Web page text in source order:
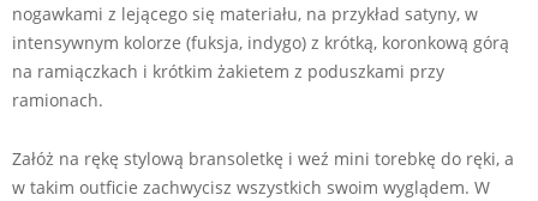
nogawkami z lejącego się materiału, na przykład satyny, w
intensywnym kolorze (fuksja, indygo) z krótką, koronkową górą
na ramiączkach i krótkim żakietem z poduszkami przy
ramionach.
Załóż na rękę stylową bransoletkę i weź mini torebkę do ręki, a
w takim outficie zachwycisz wszystkich swoim wyglądem. W